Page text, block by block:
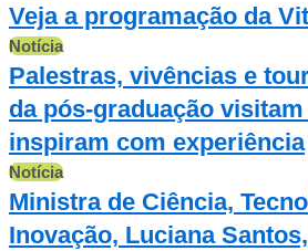
Veja a programação da
Notícia
Palestras, vivências e
da pós-graduação
inspiram com experiência
Notícia
Ministra de Ciência,
Inovação, Luciana